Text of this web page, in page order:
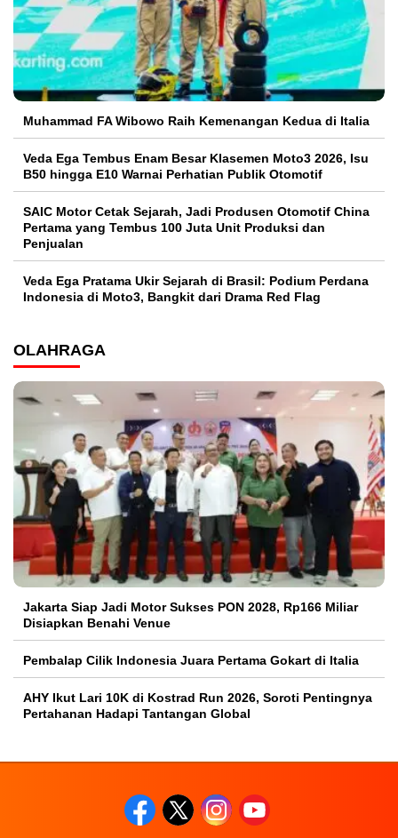
Muhammad FA Wibowo Raih Kemenangan Kedua di Italia
Veda Ega Tembus Enam Besar Klasemen Moto3 2026, Isu
B50 hingga E10 Warnai Perhatian Publik Otomotif
SAIC Motor Cetak Sejarah, Jadi Produsen Otomotif China
Pertama yang Tembus 100 Juta Unit Produksi dan
Penjualan
Veda Ega Pratama Ukir Sejarah di Brasil: Podium Perdana
Indonesia di Moto3, Bangkit dari Drama Red Flag
OLAHRAGA
Jakarta Siap Jadi Motor Sukses PON 2028, Rp166 Miliar
Disiapkan Benahi Venue
Pembalap Cilik Indonesia Juara Pertama Gokart di Italia
AHY Ikut Lari 10K di Kostrad Run 2026, Soroti Pentingnya
Pertahanan Hadapi Tantangan Global